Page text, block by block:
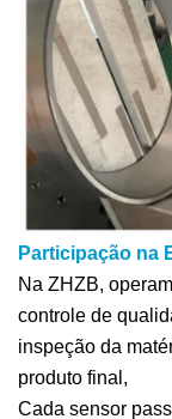
Participação na
Na ZHZB,
controle de
inspeção da
produto final,
Cada sensor